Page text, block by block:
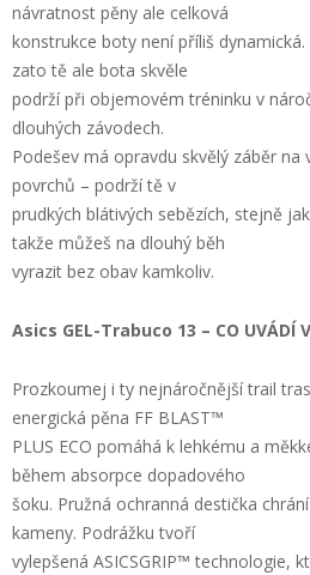
návratnost pěny ale celková
konstrukce boty není příliš
zato tě ale bota skvěle
podrží při objemovém tréninku v
dlouhých závodech.
Podešev má opravdu skvělý záběr na
povrchů – podrží tě v
prudkých blátivých sebězích, stejně
takže můžeš na dlouhý běh
vyrazit bez obav kamkoliv.
Asics GEL-Trabuco 13 – CO UVÁDÍ
Prozkoumej i ty nejnáročnější trail
energická pěna FF BLAST™
PLUS ECO pomáhá k lehkému a
během absorpce dopadového
šoku. Pružná ochranná destička
kameny. Podrážku tvoří
vylepšená ASICSGRIP™ technologie,